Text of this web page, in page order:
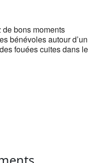
bons moments
bénévoles autour d’un
fouées cuites dans le